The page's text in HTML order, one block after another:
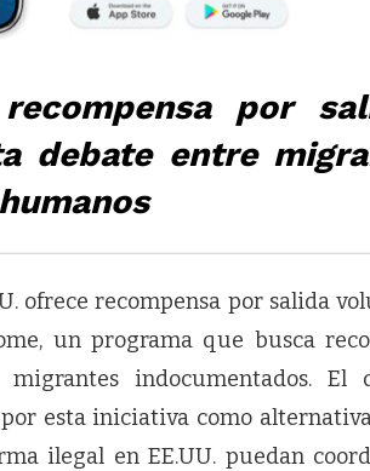
por
debate entre
ofrece recompensa por salida
un programa que busca
migrantes indocumentados. El
esta iniciativa como
ilegal en EE.UU. puedan